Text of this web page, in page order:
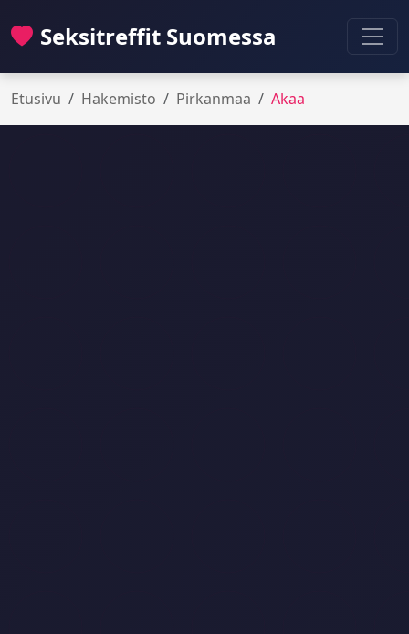
Seksitreffit Suomessa
Etusivu Hakemisto Pirkanmaa Akaa